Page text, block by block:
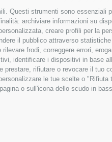
Questi strumenti sono essenziali
archiviare informazioni su
creare profili per la
il pubblico attraverso
frodi, correggere errori,
identificare i dispositivi in
rifiutare o revocare il
le tue scelte o
o sull'icona dello scudo in
TRASPARENTE|DICHIARAZIONE DI